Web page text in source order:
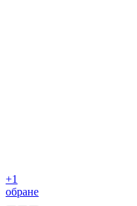
+1
обране